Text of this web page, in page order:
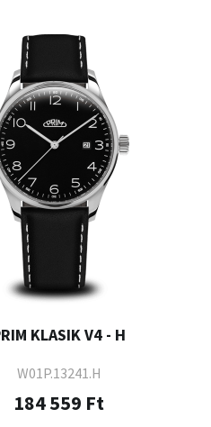
KLASIK V4 - H
W01P.13241.H
184 559 Ft